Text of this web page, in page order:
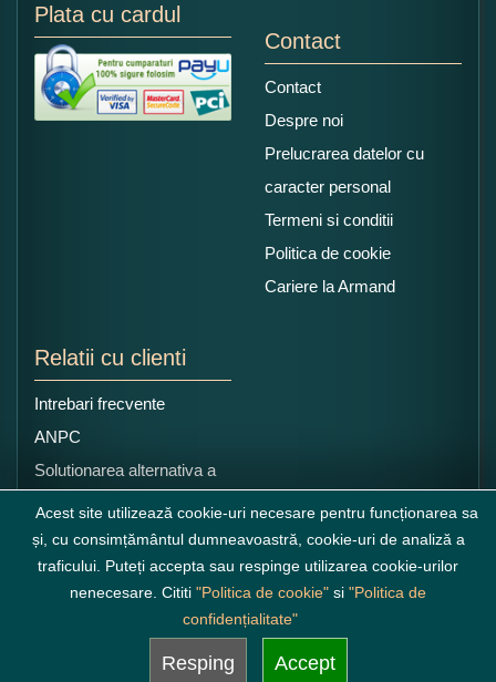
Plata cu cardul
Contact
Contact
Despre noi
Prelucrarea datelor cu
caracter personal
Termeni si conditii
Politica de cookie
Cariere la Armand
Relatii cu clienti
Intrebari frecvente
ANPC
Solutionarea alternativa a
litigiilor
Acest site utilizează cookie-uri necesare pentru funcționarea sa
și, cu consimțământul dumneavoastră, cookie-uri de analiză a
traficului. Puteți accepta sau respinge utilizarea cookie-urilor
nenecesare. Cititi "Politica de cookie" si "Politica de
confidențialitate"
Resping Accept